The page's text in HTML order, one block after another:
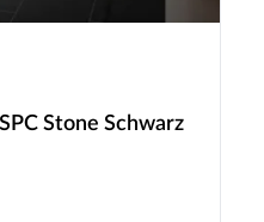
Stone Schwarz